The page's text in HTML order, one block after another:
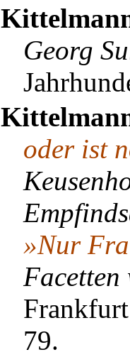
Georg
oder ist
»Nur
79.